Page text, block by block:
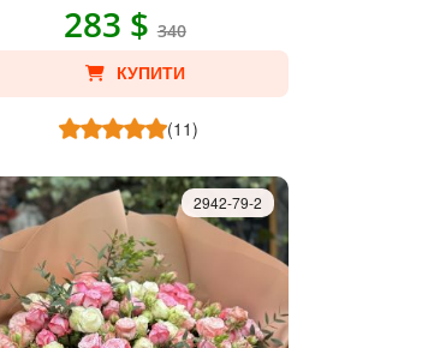
283 $340
КУПИТИ
(11)
2942-79-2